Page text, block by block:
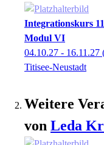
Integrationskurs
Modul VI
04.10.27 - 16.11.27
Titisee-Neustadt
Weitere
von Leda